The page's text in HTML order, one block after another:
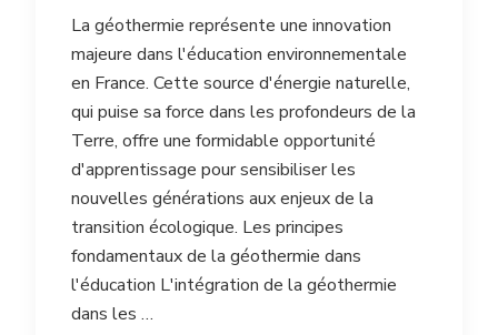
La géothermie représente une innovation
majeure dans l'éducation environnementale
en France. Cette source d'énergie naturelle,
qui puise sa force dans les profondeurs de la
Terre, offre une formidable opportunité
d'apprentissage pour sensibiliser les
nouvelles générations aux enjeux de la
transition écologique. Les principes
fondamentaux de la géothermie dans
l'éducation L'intégration de la géothermie
dans les …